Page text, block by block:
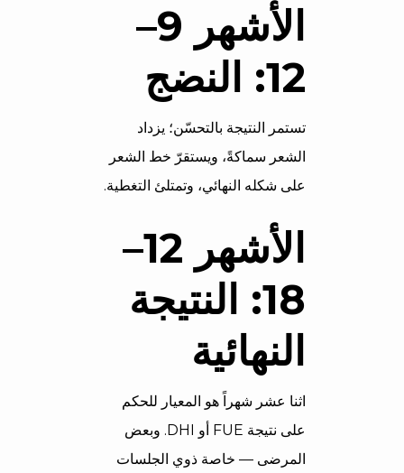
الأشهر 9–
12: النضج
تستمر النتيجة بالتحسّن؛ يزداد
الشعر سماكةً، ويستقرّ خط الشعر
على شكله النهائي، وتمتلئ التغطية.
الأشهر 12–
18: النتيجة
النهائية
اثنا عشر شهراً هو المعيار للحكم
على نتيجة FUE أو DHI. وبعض
المرضى — خاصة ذوي الجلسات